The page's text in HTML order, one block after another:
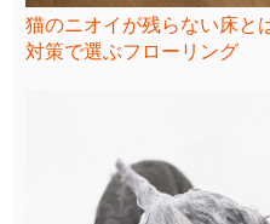
猫のニオイが残らない床と
対策で選ぶフローリング